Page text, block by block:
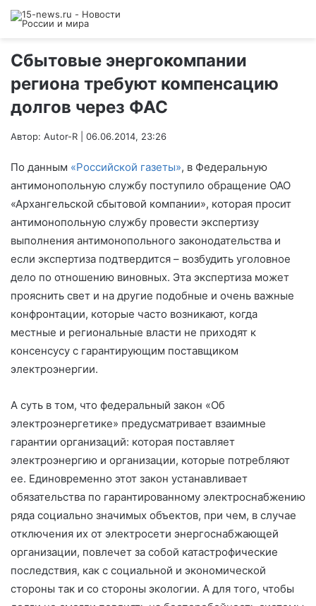
Сбытовые энергокомпании
региона требуют компенсацию
долгов через ФАС
Автор: Autor-R | 06.06.2014, 23:26
По данным «Российской газеты», в Федеральную
антимонопольную службу поступило обращение ОАО
«Архангельской сбытовой компании», которая просит
антимонопольную службу провести экспертизу
выполнения антимонопольного законодательства и
если экспертиза подтвердится – возбудить уголовное
дело по отношению виновных. Эта экспертиза может
прояснить свет и на другие подобные и очень важные
конфронтации, которые часто возникают, когда
местные и региональные власти не приходят к
консенсусу с гарантирующим поставщиком
электроэнергии.
А суть в том, что федеральный закон «Об
электроэнергетике» предусматривает взаимные
гарантии организаций: которая поставляет
электроэнергию и организации, которые потребляют
ее. Единовременно этот закон устанавливает
обязательства по гарантированному электроснабжению
ряда социально значимых объектов, при чем, в случае
отключения их от электросети энергоснабжающей
организации, повлечет за собой катастрофические
последствия, как с социальной и экономической
стороны так и со стороны экологии. А для того, чтобы